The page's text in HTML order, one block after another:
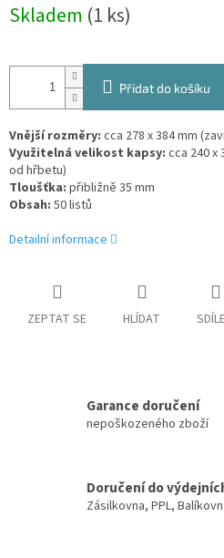
cena:
Skladem (1 ks)
Přidat do košíku
Vnější rozměry: cca 278 x 384 mm
Využitelná velikost kapsy: cca 240 x
od hřbetu)
Tloušťka: přibližně 35 mm
Obsah: 50 listů
Detailní informace
ZEPTAT SE HLÍDAT
Garance doručení
nepoškozeného zboží
Doručení do
Zásilkovna, PPL,